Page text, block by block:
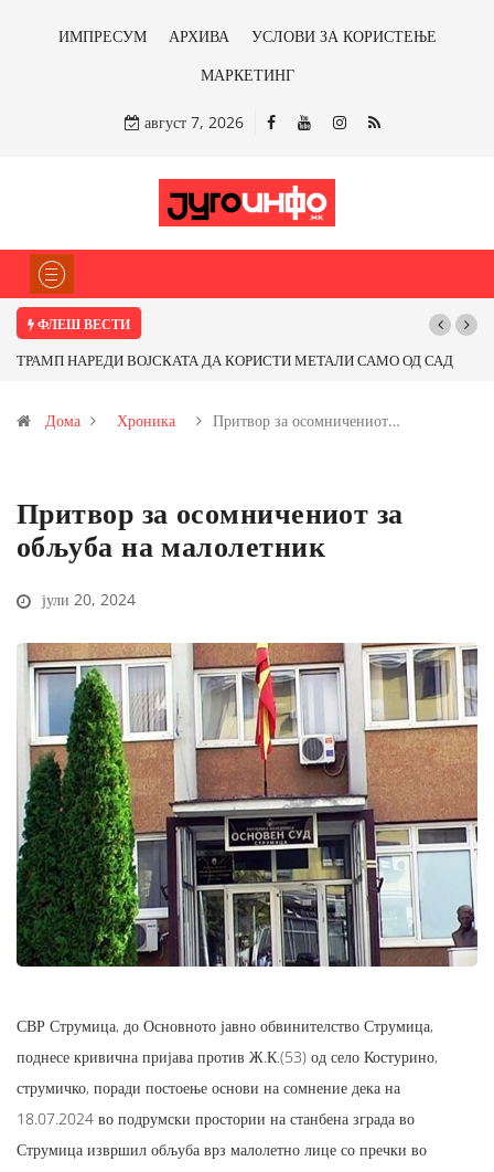
ИМПРЕСУМ АРХИВА
УСЛОВИ ЗА КОРИСТЕЊЕ
МАРКЕТИНГ
август 7, 2026
ФЛЕШ ВЕСТИ
НАРЕДИ ВОЈСКАТА ДА КОРИСТИ МЕТАЛИ САМО ОД САД
и со антимонот?
Дома Хроника Притвор за осомничениот…
Притвор за осомничениот за
обљуба на малолетник
јули 20, 2024
СВР Струмица, до Основното јавно обвинителство Струмица,
поднесе кривична пријава против Ж.К.(53) од село Костурино,
струмичко, поради постоење основи на сомнение дека на
18.07.2024 во подрумски простории на станбена зграда во
Струмица извршил обљуба врз малолетно лице со пречки во